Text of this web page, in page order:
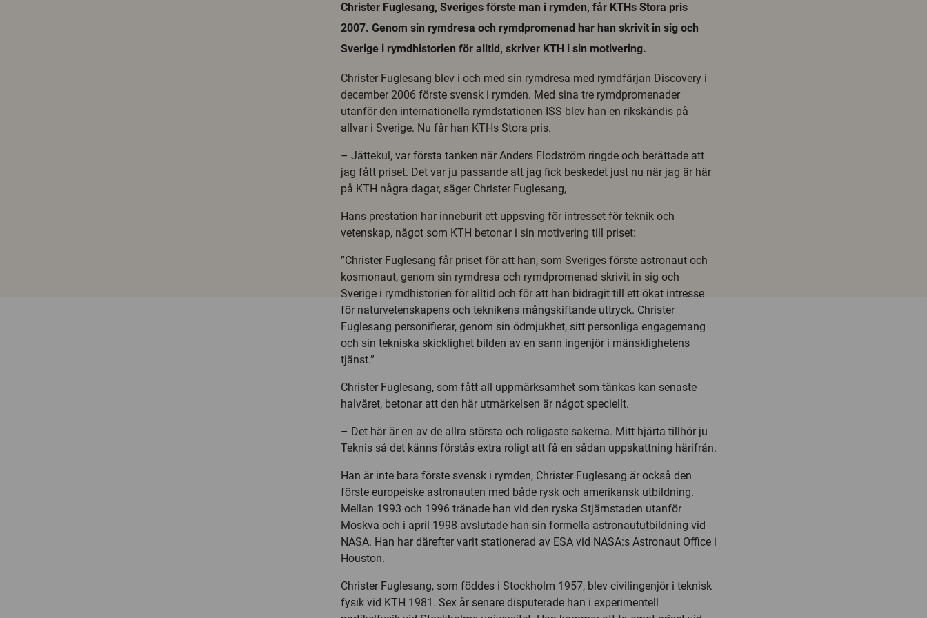
Christer Fuglesang, Sveriges förste man i rymden, får KTHs Stora pris
2007. Genom sin rymdresa och rymdpromenad har han skrivit in sig och
Sverige i rymdhistorien för alltid, skriver KTH i sin motivering.
Christer Fuglesang blev i och med sin rymdresa med rymdfärjan Discovery i
december 2006 förste svensk i rymden. Med sina tre rymdpromenader
utanför den internationella rymdstationen ISS blev han en rikskändis på
allvar i Sverige. Nu får han KTHs Stora pris.
– Jättekul, var första tanken när Anders Flodström ringde och berättade att
jag fått priset. Det var ju passande att jag fick beskedet just nu när jag är här
på KTH några dagar, säger Christer Fuglesang,
Hans prestation har inneburit ett uppsving för intresset för teknik och
vetenskap, något som KTH betonar i sin motivering till priset:
”Christer Fuglesang får priset för att han, som Sveriges förste astronaut och
kosmonaut, genom sin rymdresa och rymdpromenad skrivit in sig och
Sverige i rymdhistorien för alltid och för att han bidragit till ett ökat intresse
för naturvetenskapens och teknikens mångskiftande uttryck. Christer
Fuglesang personifierar, genom sin ödmjukhet, sitt personliga engagemang
och sin tekniska skicklighet bilden av en sann ingenjör i mänsklighetens
tjänst.”
Christer Fuglesang, som fått all uppmärksamhet som tänkas kan senaste
halvåret, betonar att den här utmärkelsen är något speciellt.
– Det här är en av de allra största och roligaste sakerna. Mitt hjärta tillhör ju
Teknis så det känns förstås extra roligt att få en sådan uppskattning härifrån.
Han är inte bara förste svensk i rymden, Christer Fuglesang är också den
förste europeiske astronauten med både rysk och amerikansk utbildning.
Mellan 1993 och 1996 tränade han vid den ryska Stjärnstaden utanför
Moskva och i april 1998 avslutade han sin formella astronaututbildning vid
NASA. Han har därefter varit stationerad av ESA vid NASA:s Astronaut Office i
Houston.
Christer Fuglesang, som föddes i Stockholm 1957, blev civilingenjör i teknisk
fysik vid KTH 1981. Sex år senare disputerade han i experimentell